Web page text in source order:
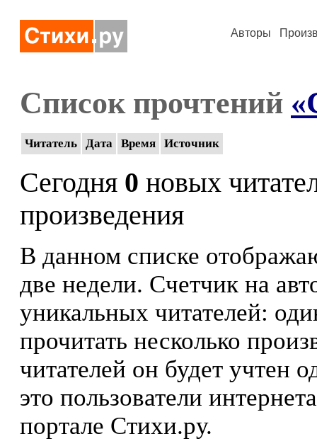
Авторы
Список прочтений
Читатель Дата Время Источник
Сегодня 0 новых
произведения
В данном списке
две недели. Счетчик на
уникальных читателей:
прочитать несколько
читателей он будет учтен
это пользователи
портале Стихи.ру.